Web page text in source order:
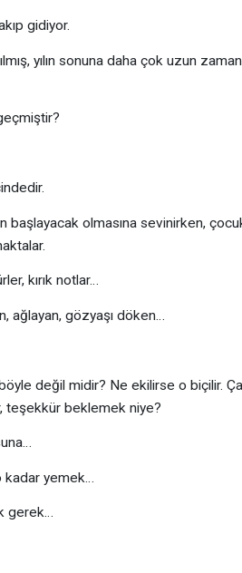
gidiyor.
yılın sonuna daha çok uzun
başlayacak olmasına sevinirken,
kırık notlar…
ağlayan, gözyaşı döken…
değil midir? Ne ekilirse o biçilir.
teşekkür beklemek niye?
kadar yemek…
gerek…